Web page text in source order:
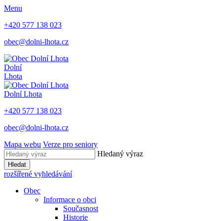
Menu
+420 577 138 023
obec@dolni-lhota.cz
Dolní
Lhota
Dolní Lhota
+420 577 138 023
obec@dolni-lhota.cz
Mapa webu Verze pro seniory
Hledaný výraz
Hledat
rozšířené vyhledávání
Obec
Informace o obci
Současnost
Historie